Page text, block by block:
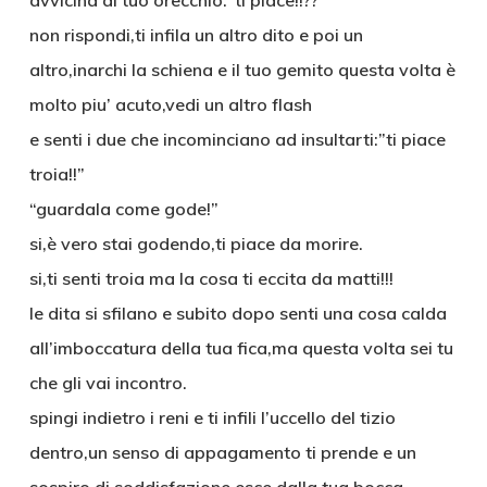
non rispondi,ti infila un altro dito e poi un
altro,inarchi la schiena e il tuo gemito questa volta è
molto piu’ acuto,vedi un altro flash
e senti i due che incominciano ad insultarti:”ti piace
troia!!”
“guardala come gode!”
si,è vero stai godendo,ti piace da morire.
si,ti senti troia ma la cosa ti eccita da matti!!!
le dita si sfilano e subito dopo senti una cosa calda
all’imboccatura della tua fica,ma questa volta sei tu
che gli vai incontro.
spingi indietro i reni e ti infili l’uccello del tizio
dentro,un senso di appagamento ti prende e un